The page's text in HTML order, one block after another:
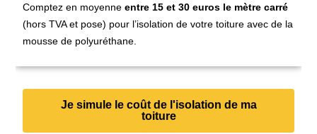
Comptez en moyenneentre 15 et 30 euros le mètre carré
(hors TVA et pose) pour l’isolation de votre toiture avec de la
mousse de polyuréthane.
Je simule le coût de l'isolation de ma
toiture